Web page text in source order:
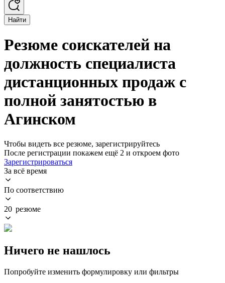
Найти
Резюме соискателей на
должность специалиста
дистанционных продаж с
полной занятостью в
Агинском
Чтобы видеть все резюме, зарегистрируйтесь
После регистрации покажем ещё 2 и откроем фото
Зарегистрироваться
За всё время
По соответствию
20 резюме
Ничего не нашлось
Попробуйте изменить формулировку или фильтры